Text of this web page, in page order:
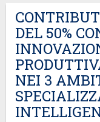
DEL 50%
NEI 3